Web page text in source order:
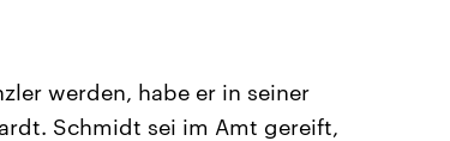
werden, habe er in seiner
Schmidt sei im Amt gereift,